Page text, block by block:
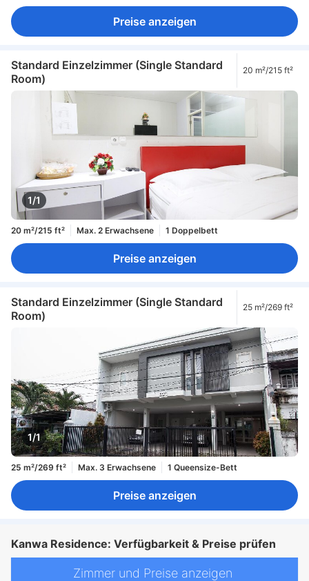
Preise anzeigen
Standard Einzelzimmer (Single Standard
Room)
20 m²/215 ft²
1/1
20 m²/215 ft² Max. 2 Erwachsene 1 Doppelbett
Preise anzeigen
Standard Einzelzimmer (Single Standard
Room)
25 m²/269 ft²
1/1
25 m²/269 ft² Max. 3 Erwachsene 1 Queensize-Bett
Preise anzeigen
Kanwa Residence: Verfügbarkeit & Preise prüfen
Zimmer und Preise anzeigen